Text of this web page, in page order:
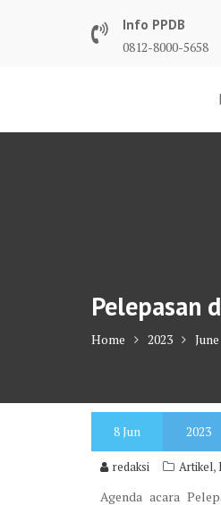
Info PPDB
0812-8000-5658
Pelepasan
Home 2023 June
8Jun 2023
redaksi Artikel,
Agenda acara